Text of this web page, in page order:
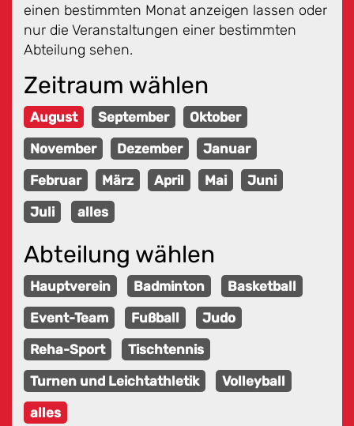
einen bestimmten Monat anzeigen lassen oder
nur die Veranstaltungen einer bestimmten
Abteilung sehen.
Zeitraum wählen
August September
Oktober
November
Dezember
Januar
Februar
März April Mai
Juni
Juli
alles
Abteilung wählen
Hauptverein Badminton
Basketball
Event-Team
Fußball
Judo
Reha-Sport
Tischtennis
Turnen und Leichtathletik
Volleyball
alles